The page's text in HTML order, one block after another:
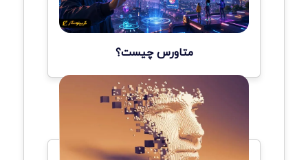
متاورس چیست؟